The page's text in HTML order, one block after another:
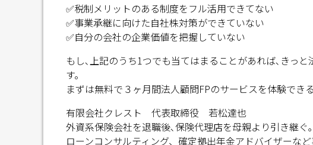
✅税制メリットのある制度をフル活用できてない
✅事業承継に向けた自社株対策ができていない
✅自分の会社の企業価値を把握していない
もし､上記のうち1つでも当てはまることがあれば､きっ
す。
まずは無料で３ヶ月間法人顧問FPのサービスを体験でき
有限会社クレスト 代表取締役 若松達也
外資系保険会社を退職後､保険代理店を母親より引き継ぐ
ローンコンサルティング、確定拠出年金アドバイザーな